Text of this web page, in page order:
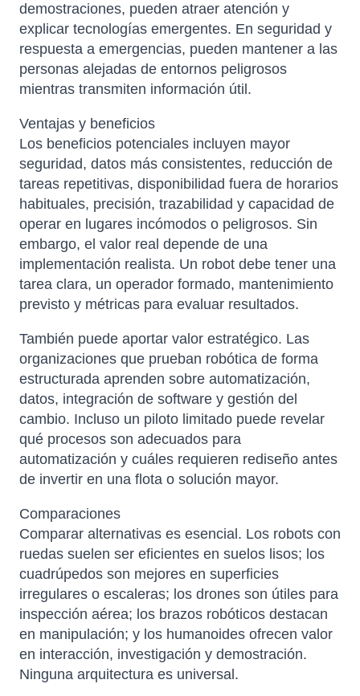
demostraciones, pueden atraer atención y
explicar tecnologías emergentes. En seguridad y
respuesta a emergencias, pueden mantener a las
personas alejadas de entornos peligrosos
mientras transmiten información útil.
Ventajas y beneficios
Los beneficios potenciales incluyen mayor
seguridad, datos más consistentes, reducción de
tareas repetitivas, disponibilidad fuera de horarios
habituales, precisión, trazabilidad y capacidad de
operar en lugares incómodos o peligrosos. Sin
embargo, el valor real depende de una
implementación realista. Un robot debe tener una
tarea clara, un operador formado, mantenimiento
previsto y métricas para evaluar resultados.
También puede aportar valor estratégico. Las
organizaciones que prueban robótica de forma
estructurada aprenden sobre automatización,
datos, integración de software y gestión del
cambio. Incluso un piloto limitado puede revelar
qué procesos son adecuados para
automatización y cuáles requieren rediseño antes
de invertir en una flota o solución mayor.
Comparaciones
Comparar alternativas es esencial. Los robots con
ruedas suelen ser eficientes en suelos lisos; los
cuadrúpedos son mejores en superficies
irregulares o escaleras; los drones son útiles para
inspección aérea; los brazos robóticos destacan
en manipulación; y los humanoides ofrecen valor
en interacción, investigación y demostración.
Ninguna arquitectura es universal.